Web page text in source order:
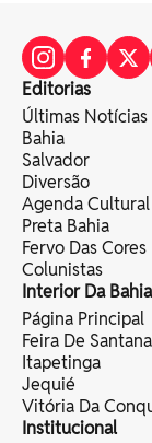
Editorias
Últimas Notícias
Bahia
Salvador
Diversão
Agenda Cultural
Preta Bahia
Fervo Das Cores
Colunistas
Interior Da Bahia
Página Principal
Feira De Santana
Itapetinga
Jequié
Vitória Da
Institucional